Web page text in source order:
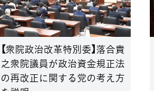
【衆院政治改革特別委】落合貴
之衆院議員が政治資金規正法
の再改正に関する党の考え方